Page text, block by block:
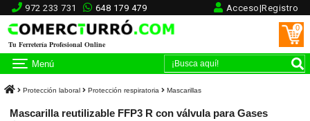
972 233 731 648 179 479 Acceso|Registro
Tu Ferretería Profesional Online
0
Menú
Protección laboral Protección respiratoria Mascarillas
Mascarilla reutilizable FFP3 R con válvula para Gases